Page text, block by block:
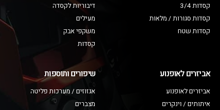
קסדות 3/4
קסדות סגורות / מלאות
קסדות שטח
דיבוריות לקסדה
מעילים
משקפי אבק
קסדות
אביזרים לאופנוע
אביזרים לאופנוע
איתותים / וינקרים
שיפורים ותוספות
אגזוזים / מערכות פליטה
מצברים